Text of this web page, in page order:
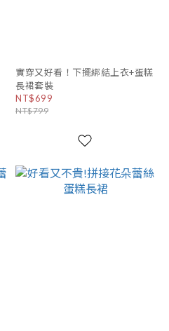
實穿又好看！下擺綁結上衣+蛋糕
長裙套裝
NT$699
NT$799